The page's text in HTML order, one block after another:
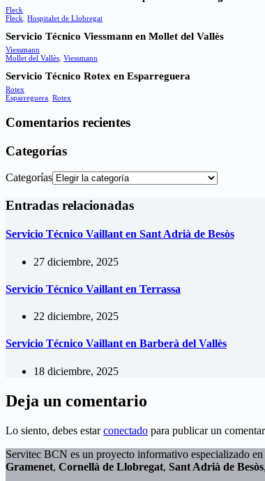
Fleck
Fleck Hospitalet de Llobregat
Servicio Técnico Viessmann en Mollet del Vallès
Viessmann
Mollet del Vallès Viessmann
Servicio Técnico Rotex en Esparreguera
Rotex
Esparreguera Rotex
Comentarios recientes
Categorías
Categorías
Entradas relacionadas
Servicio Técnico Vaillant en Sant Adrià de Besòs
27 diciembre, 2025
Servicio Técnico Vaillant en Terrassa
22 diciembre, 2025
Servicio Técnico Vaillant en Barberà del Vallès
18 diciembre, 2025
Deja un comentario
Lo siento, debes estarconectado para publicar un
Servitec BCN es un proyecto informativo especializado
Gramenet, Cornellà de Llobregat, Sant Adrià de Besòs,